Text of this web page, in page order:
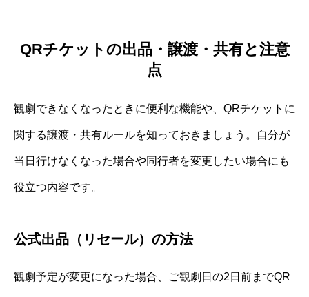
QRチケットの出品・譲渡・共有と注意
点
観劇できなくなったときに便利な機能や、QRチケットに
関する譲渡・共有ルールを知っておきましょう。自分が
当日行けなくなった場合や同行者を変更したい場合にも
役立つ内容です。
公式出品（リセール）の方法
観劇予定が変更になった場合、ご観劇日の2日前までQR